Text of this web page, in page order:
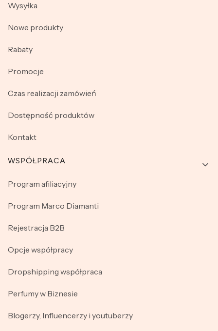
Wysyłka
Nowe produkty
Rabaty
Promocje
Czas realizacji zamówień
Dostępność produktów
Kontakt
WSPÓŁPRACA
Program afiliacyjny
Program Marco Diamanti
Rejestracja B2B
Opcje współpracy
Dropshipping współpraca
Perfumy w Biznesie
Blogerzy, Influencerzy i youtuberzy